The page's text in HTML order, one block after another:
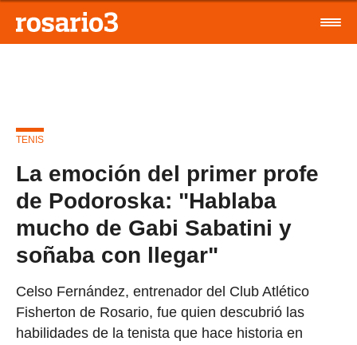
TENIS
La emoción del primer profe
de Podoroska: "Hablaba
mucho de Gabi Sabatini y
soñaba con llegar"
Celso Fernández, entrenador del Club Atlético
Fisherton de Rosario, fue quien descubrió las
habilidades de la tenista que hace historia en